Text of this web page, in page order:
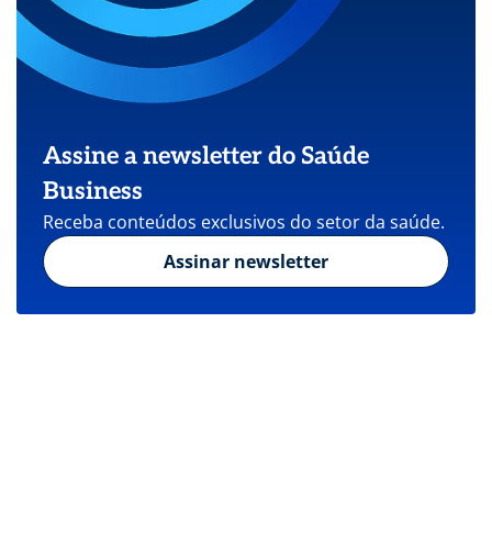
Assine a newsletter do Saúde
Business
Receba conteúdos exclusivos do setor da saúde.
Assinar newsletter